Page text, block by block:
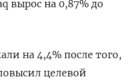
вырос на 0,87% до
на 4,4% после того,
целевой